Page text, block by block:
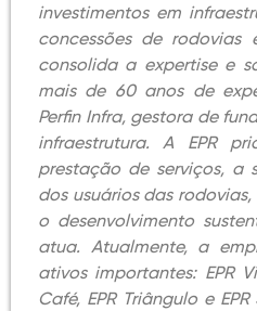
investimentos em
concessões de rodovias
consolida a expertise e
mais de 60 anos de
Perfin Infra, gestora de
infraestrutura. A EPR
prestação de serviços, a
dos usuários das
o desenvolvimento
atua. Atualmente, a
ativos importantes: EPR
Café, EPR Triângulo e